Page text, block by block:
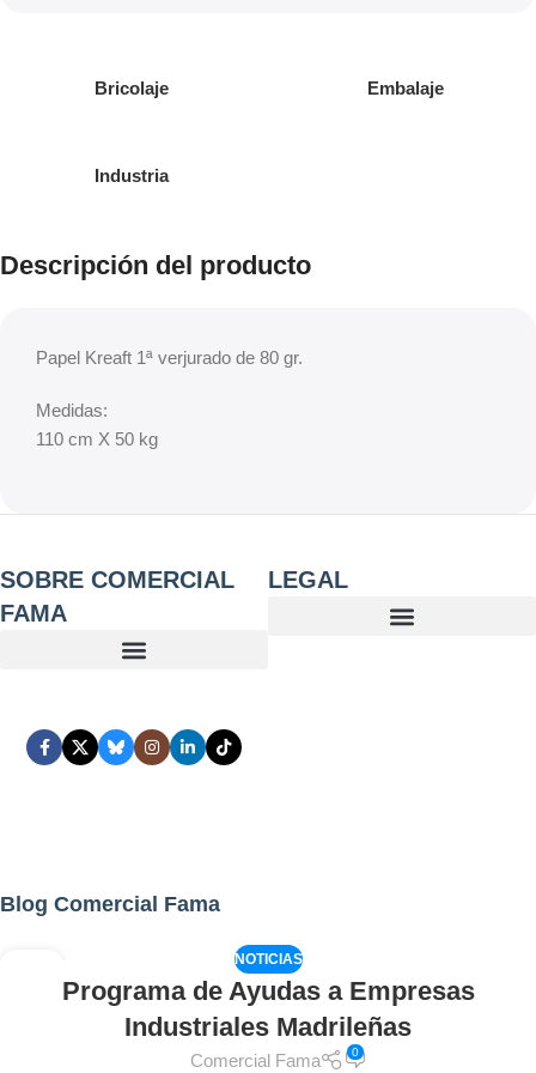
Bricolaje Embalaje
Industria
Descripción del producto
Papel Kreaft 1ª verjurado de 80 gr.
Medidas:
110 cm X 50 kg
SOBRE COMERCIAL
FAMA
LEGAL
Blog Comercial Fama
NOTICIAS
Programa de Ayudas a Empresas
Industriales Madrileñas
Comercial Fama 0